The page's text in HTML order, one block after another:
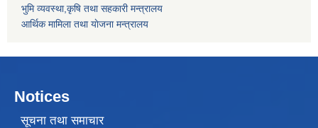
भुमि व्यवस्था,कृषि तथा सहकारी मन्त्रालय
आर्थिक मामिला तथा याेजना मन्त्रालय
Notices
सूचना तथा समाचार